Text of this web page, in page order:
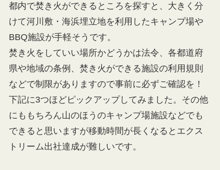
都内で焚き火ができるところを探すと、大きく分
けて河川敷・海浜埋立地を利用したキャンプ場や
BBQ施設が手軽そうです。
焚き火をしていい場所かどうかは法令、各都道府
県や地域の条例、焚き火ができる施設の利用規則
などで制限がありますので事前に必ずご確認を！
下記に3つほどピックアップしてみました。その他
にももちろん山のほうのキャンプ場施設などでも
できると思いますが移動時間が長くなるとエクス
トリーム出社達成が難しいです。